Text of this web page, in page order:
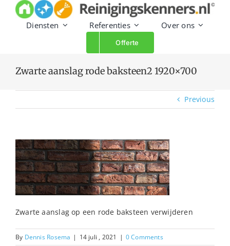
Diensten Referenties Over ons
Offerte
Zwarte aanslag rode baksteen2 1920×700
Previous
Zwarte aanslag op een rode baksteen verwijderen
By Dennis Rosema | 14 juli , 2021 | 0 Comments